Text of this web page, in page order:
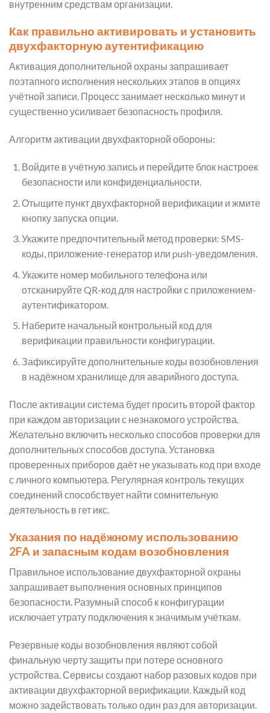
внутренним средствам организации.
Как правильно активировать и установить
двухфакторную аутентификацию
Активация дополнительной охраны запрашивает
поэтапного исполнения нескольких этапов в опциях
учётной записи. Процесс занимает несколько минут и
существенно усиливает безопасность профиля.
Алгоритм активации двухфакторной обороны:
Войдите в учётную запись и перейдите блок настроек
безопасности или конфиденциальности.
Отыщите пункт двухфакторной верификации и жмите
кнопку запуска опции.
Укажите предпочтительный метод проверки: SMS-
коды, приложение-генератор или push-уведомления.
Укажите номер мобильного телефона или
отсканируйте QR-код для настройки с приложением-
аутентификатором.
Наберите начальный контрольный код для
верификации правильности конфигурации.
Зафиксируйте дополнительные коды возобновления
в надёжном хранилище для аварийного доступа.
После активации система будет просить второй фактор
при каждом авторизации с незнакомого устройства.
Желательно включить несколько способов проверки для
дополнительных способов доступа. Установка
проверенных приборов даёт не указывать код при входе
с личного компьютера. Регулярная контроль текущих
соединений способствует найти сомнительную
деятельность в гет икс.
Указания по надёжному использованию
2FA и запасным кодам возобновления
Правильное использование двухфакторной охраны
запрашивает выполнения основных принципов
безопасности. Разумный способ к конфигурации
исключает утрату подключения к значимым учёткам.
Резервные коды возобновления являют собой
финальную черту защиты при потере основного
устройства. Сервисы создают набор разовых кодов при
активации двухфакторной верификации. Каждый код
можно задействовать только один раз для авторизации.